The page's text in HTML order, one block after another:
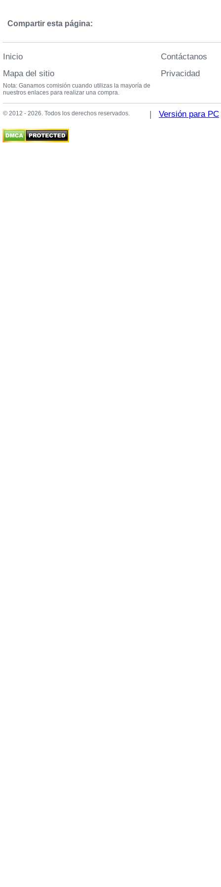
Compartir esta página:
Inicio
Mapa del sitio
Contáctanos
Privacidad
Nota: Ganamos comisión cuando utilizas la mayoría de
nuestros enlaces para realizar una compra.
© 2012 - 2026. Todos los derechos reservados. | Versión para PC